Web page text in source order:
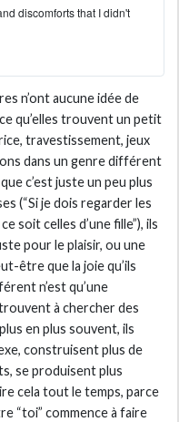
discomforts that I didn't
n’ont aucune idée de
qu’elles trouvent un petit
travestissement, jeux
dans un genre différent
c’est juste un peu plus
(“Si je dois regarder les
soit celles d’une fille”), ils
pour le plaisir, ou une
être que la joie qu’ils
n’est qu’une
à chercher des
en plus souvent, ils
construisent plus de
se produisent plus
cela tout le temps, parce
“toi” commence à faire